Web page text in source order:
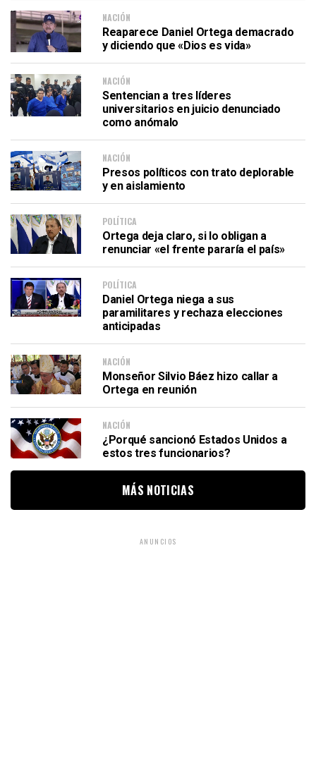
NACIÓN
Reaparece Daniel Ortega demacrado
y diciendo que «Dios es vida»
NACIÓN
Sentencian a tres líderes
universitarios en juicio denunciado
como anómalo
NACIÓN
Presos políticos con trato deplorable
y en aislamiento
POLÍTICA
Ortega deja claro, si lo obligan a
renunciar «el frente pararía el país»
POLÍTICA
Daniel Ortega niega a sus
paramilitares y rechaza elecciones
anticipadas
NACIÓN
Monseñor Silvio Báez hizo callar a
Ortega en reunión
NACIÓN
¿Porqué sancionó Estados Unidos a
estos tres funcionarios?
MÁS NOTICIAS
ANUNCIOS